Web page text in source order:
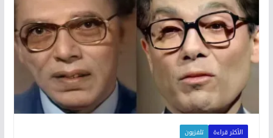
الأكثر قراءة تلفزيون